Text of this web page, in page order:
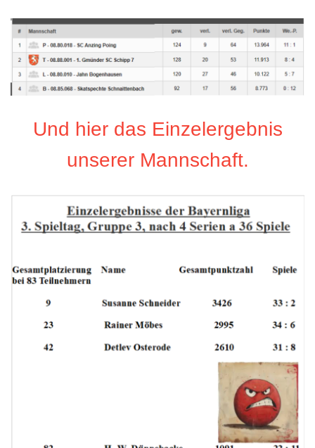
Und hier das Einzelergebnis
unserer Mannschaft.